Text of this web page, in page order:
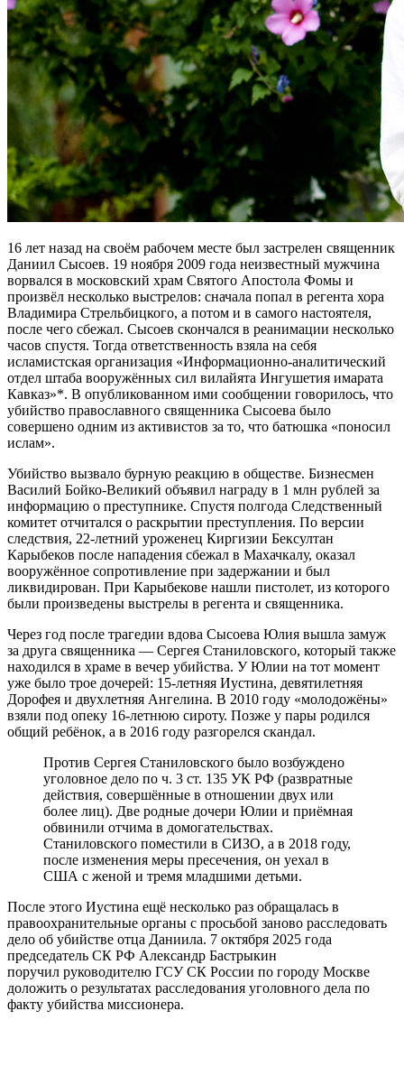
16 лет назад на своём рабочем месте был застрелен священник
Даниил Сысоев. 19 ноября 2009 года неизвестный мужчина
ворвался в московский храм Святого Апостола Фомы и
произвёл несколько выстрелов: сначала попал в регента хора
Владимира Стрельбицкого, а потом и в самого настоятеля,
после чего сбежал. Сысоев скончался в реанимации несколько
часов спустя. Тогда ответственность взяла на себя
исламистская организация «Информационно-аналитический
отдел штаба вооружённых сил вилайята Ингушетия имарата
Кавказ»*. В опубликованном ими сообщении говорилось, что
убийство православного священника Сысоева было
совершено одним из активистов за то, что батюшка «поносил
ислам».
Убийство вызвало бурную реакцию в обществе. Бизнесмен
Василий Бойко-Великий объявил награду в 1 млн рублей за
информацию о преступнике. Спустя полгода Следственный
комитет отчитался о раскрытии преступления. По версии
следствия, 22-летний уроженец Киргизии Бексултан
Карыбеков после нападения сбежал в Махачкалу, оказал
вооружённое сопротивление при задержании и был
ликвидирован. При Карыбекове нашли пистолет, из которого
были произведены выстрелы в регента и священника.
Через год после трагедии вдова Сысоева Юлия вышла замуж
за друга священника — Сергея Станиловского, который также
находился в храме в вечер убийства. У Юлии на тот момент
уже было трое дочерей: 15-летняя Иустина, девятилетняя
Дорофея и двухлетняя Ангелина. В 2010 году «молодожёны»
взяли под опеку 16-летнюю сироту. Позже у пары родился
общий ребёнок, а в 2016 году разгорелся скандал.
Против Сергея Станиловского было возбуждено
уголовное дело по ч. 3 ст. 135 УК РФ (развратные
действия, совершённые в отношении двух или
более лиц). Две родные дочери Юлии и приёмная
обвинили отчима в домогательствах.
Станиловского поместили в СИЗО, а в 2018 году,
после изменения меры пресечения, он уехал в
США с женой и тремя младшими детьми.
После этого Иустина ещё несколько раз обращалась в
правоохранительные органы с просьбой заново расследовать
дело об убийстве отца Даниила. 7 октября 2025 года
председатель СК РФ Александр Бастрыкин
поручил руководителю ГСУ СК России по городу Москве
доложить о результатах расследования уголовного дела по
факту убийства миссионера.